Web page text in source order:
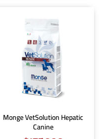
Monge VetSolution Hepatic
Canine